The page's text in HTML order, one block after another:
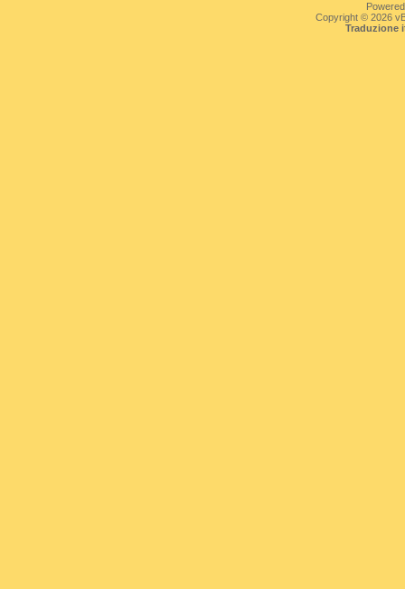
Copyright © 2026
Traduzione